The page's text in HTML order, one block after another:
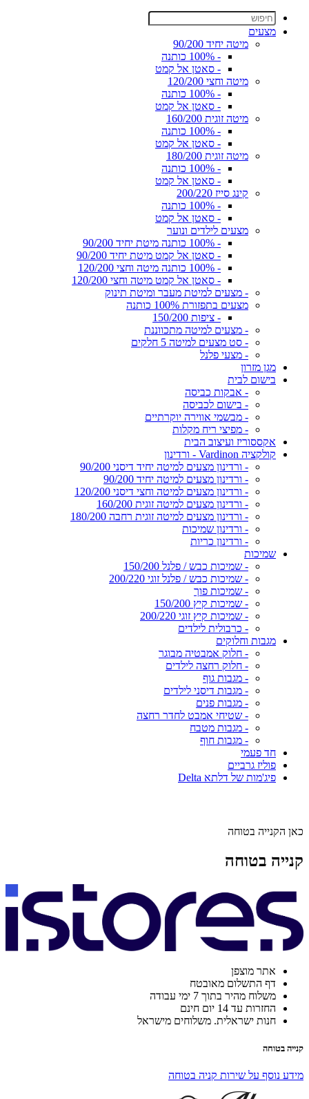
מצעים
מיטה יחיד 90/200
- 100% כותנה
- סאטן אל קמט
מיטה וחצי 120/200
- 100% כותנה
- סאטן אל קמט
מיטה זוגית 160/200
- 100% כותנה
- סאטן אל קמט
מיטה זוגית 180/200
- 100% כותנה
- סאטן אל קמט
קינג סייז 200/220
- 100% כותנה
- סאטן אל קמט
מצעים לילדים ונוער
- 100% כותנה מיטת יחיד 90/200
- סאטן אל קמט מיטת יחיד 90/200
- 100% כותנה מיטה וחצי 120/200
- סאטן אל קמט מיטה וחצי 120/200
- מצעים למיטת מעבר ומיטת תינוק
מצעים בתפזורת 100% כותנה
- ציפות 150/200
- מצעים למיטה מתכווננת
- סט מצעים למיטה 5 חלקים
- מצעי פלנל
מגן מזרון
בישום לבית
- אבקות כביסה
- בישום לכביסה
- מבשמי אווירה יוקרתיים
- מפיצי ריח מקלות
אקססוריז ועיצוב הבית
קולקציה Vardinon - ורדינון
- ורדינון מצעים למיטה יחיד דיסני 90/200
- ורדינון מצעים למיטה יחיד 90/200
- ורדינון מצעים למיטה וחצי דיסני 120/200
- ורדינון מצעים למיטה זוגית 160/200
- ורדינון מצעים למיטה זוגית רחבה 180/200
- ורדינון שמיכות
- ורדינון כריות
שמיכות
- שמיכות כבש / פלנל 150/200
- שמיכות כבש / פלנל זוגי 200/220
- שמיכות פוך
- שמיכות קיץ 150/200
- שמיכות קיץ זוגי 200/220
- כרבולית לילדים
מגבות וחלוקים
- חלוק אמבטיה מבוגר
- חלוק רחצה לילדים
- מגבות גוף
- מגבות דיסני לילדים
- מגבות פנים
- שטיחי אמבט לחדר רחצה
- מגבות מטבח
- מגבות חוף
חד פעמי
פוליז גרביים
פיג'מות של דלתא Delta
כאן הקנייה בטוחה
קנייה בטוחה
אתר מוצפן
דף התשלום מאובטח
משלוח מהיר בתוך 7 ימי עבודה
החזרות עד 14 יום חינם
חנות ישראלית. משלוחים מישראל
קנייה בטוחה
מידע נוסף על שירות קניה בטוחה